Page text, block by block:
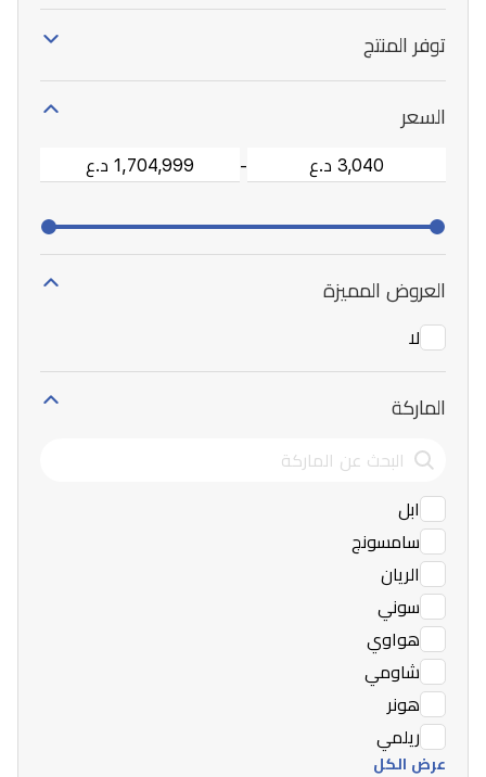
توفر المنتج
السعر
-
العروض المميزة
لا
الماركة
ابل
سامسونج
الريان
سوني
هواوي
شاومي
هونر
ريلمي
عرض الكل